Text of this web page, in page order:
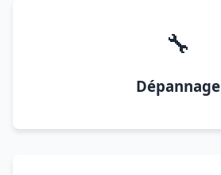
🔧
Dépannage